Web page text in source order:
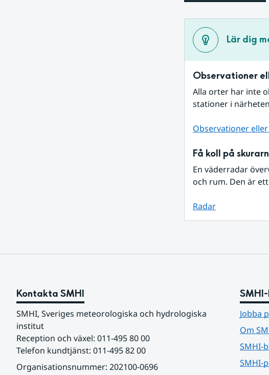
Lär dig
Observationer
Alla orter har inte
stationer i
Observationer
Få koll på
En väderradar
och rum. Den är
Radar
Kontakta SMHI
SMHI, Sveriges meteorologiska och hydrologiska
institut
Reception och växel: 011-495 80 00
Telefon kundtjänst: 011-495 82 00
Organisationsnummer: 202100-0696
Jobba
Om
SMHI-
SMHI-